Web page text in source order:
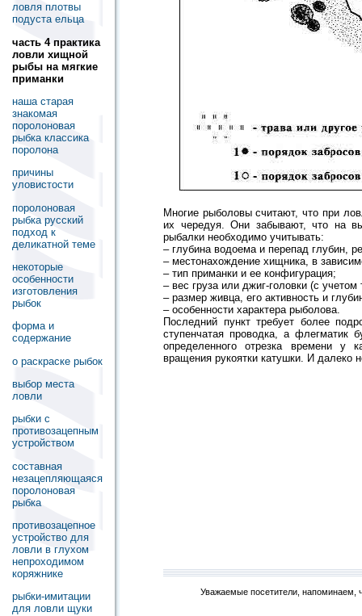
ловля плотвы
подуста ельца
часть 4 практика
ловли хищной
рыбы на мягкие
приманки
наша старая
знакомая
поролоновая
рыбка классика
поролона
причины
уловистости
поролоновая
рыбка русский
подход к
деликатной теме
некоторые
особенности
изготовления
рыбок
форма и
содержание
о раскраске рыбок
выбор места
ловли
рыбки с
противозацепным
устройством
составная
незацепляющаяся
поролоновая
рыбка
противозацепное
устройство для
ловли в глухом
непроходимом
коряжнике
рыбки-имитации
для ловли щуки
Многие рыболовы считают, что при
их чередуя. Они забывают, что на
рыбалки необходимо учитывать:
– глубина водоема и перепад глубин,
– местонахождение хищника, в
– тип приманки и ее конфигурация;
– вес груза или джиг-головки (с
– размер живца, его активность и
– особенности характера рыболова.
Последний пункт требует более
ступенчатая проводка, а флегматик
определенного отрезка времени у
вращения рукоятки катушки. И далеко
Уважаемые посетители, напоминаем,